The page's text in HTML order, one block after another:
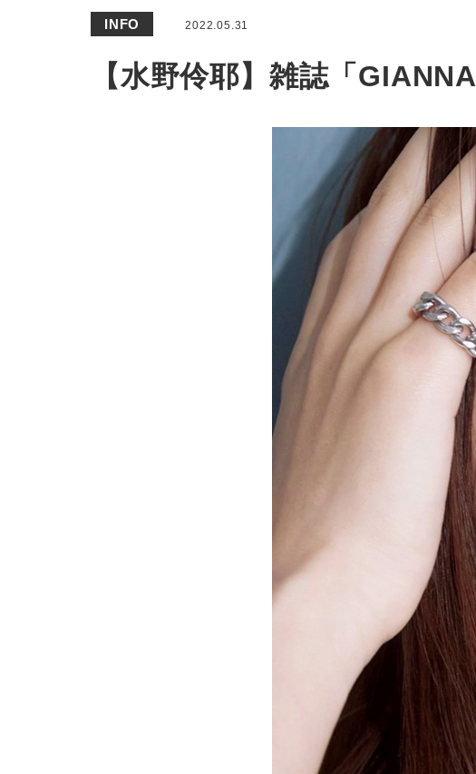
INFO 2022.05.31
【水野伶耶】雑誌「